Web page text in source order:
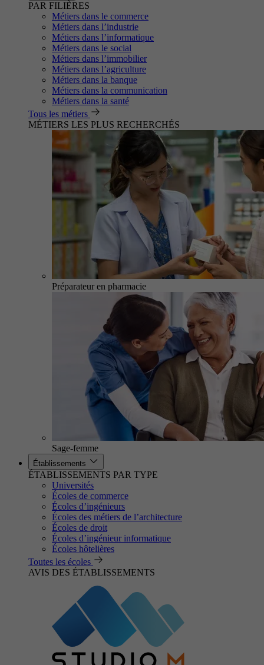
PAR FILIÈRES
Métiers dans le commerce
Métiers dans l’industrie
Métiers dans l’informatique
Métiers dans le social
Métiers dans l’immobilier
Métiers dans l’agriculture
Métiers dans la banque
Métiers dans la communication
Métiers dans la santé
Tous les métiers
MÉTIERS LES PLUS RECHERCHÉS
Préparateur en pharmacie
Sage-femme
Établissements
ÉTABLISSEMENTS PAR TYPE
Universités
Écoles de commerce
Écoles d’ingénieurs
Écoles des métiers de l’architecture
Écoles de droit
Écoles d’ingénieur informatique
Écoles hôtelières
Toutes les écoles
AVIS DES ÉTABLISSEMENTS